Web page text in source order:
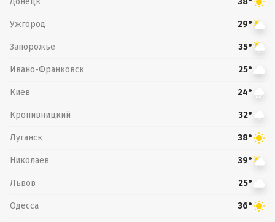
Ужгород 29°
Запорожье 35°
Ивано-Франковск 25°
Киев 24°
Кропивницкий 32°
Луганск 38°
Николаев 39°
Львов 25°
Одесса 36°